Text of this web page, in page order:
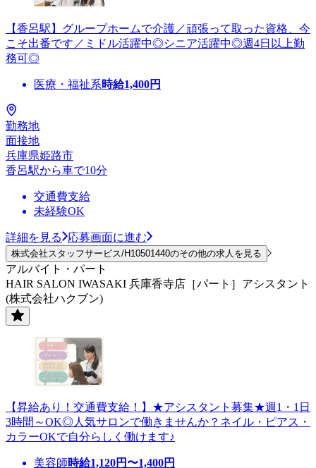
【香呂駅】グループホームで介護／頑張って取った資格、今
こそ出番です／ミドル活躍中◎シニア活躍中◎週4日以上勤
務可◎
医療・福祉系時給1,400円
勤務地
面接地
兵庫県姫路市
香呂駅から車で10分
交通費支給
未経験OK
詳細を見る 応募画面に進む
株式会社スタッフサービス/H10501440のその他の求人を見る
アルバイト・パート
HAIR SALON IWASAKI 兵庫香寺店［パート］アシスタント
(株式会社ハクブン)
【昇給あり！交通費支給！】★アシスタント募集★週1・1日
3時間～OK◎人気サロンで働きませんか？ネイル・ピアス・
カラーOKで自分らしく働けます♪
美容師時給1,120円〜1,400円